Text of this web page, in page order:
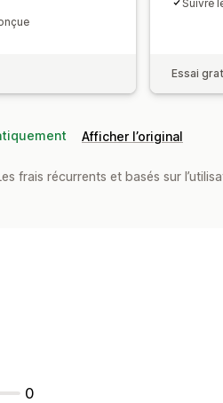
Suivre
Essai
Afficher l’original
frais récurrents et basés sur
0